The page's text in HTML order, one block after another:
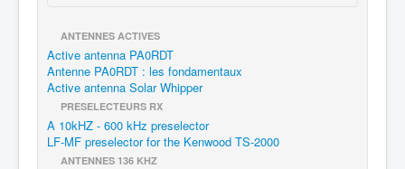
ANTENNES ACTIVES
Active antenna PA0RDT
Antenne PA0RDT : les fondamentaux
Active antenna Solar Whipper
PRESELECTEURS RX
A 10kHZ - 600 kHz preselector
LF-MF preselector for the Kenwood TS-2000
ANTENNES 136 KHZ